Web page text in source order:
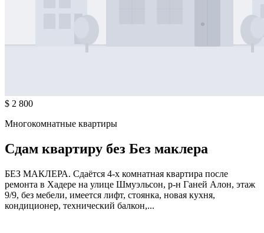
$ 2 800
Многокомнатные квартиры
Сдам квартиру без Без маклера
БЕЗ МАКЛЕРА. Сдаётся 4-х комнатная квартира после
ремонта в Хадере на улице Шмуэльсон, р-н Ганей Алон, этаж
9/9, без мебели, имеется лифт, стоянка, новая кухня,
кондиционер, технический балкон,...